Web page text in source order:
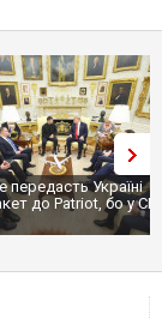
передасть Україні
до Patriot, бо у